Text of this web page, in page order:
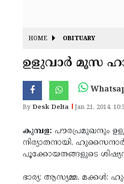
HOME OBITUARY
ഉളുവാര്‍ മൂസ
ByDesk Delta Jan 21, 2014,
കുമ്പള: പൗരപ്രമുഖനും
നിര്യാതനായി.
പൂക്കോയതങ്ങളുടെ
ഭാര്യ: ആസ്യമ്മ.